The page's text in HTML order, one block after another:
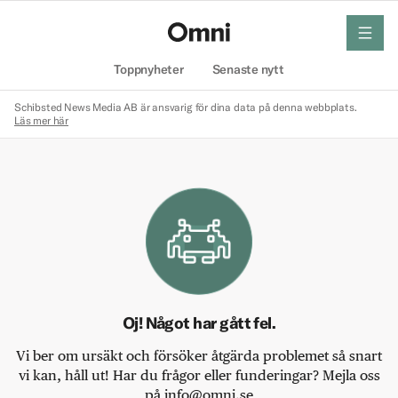
Toppnyheter Senaste nytt
meny
Schibsted News Media AB är ansvarig för dina data på denna webbplats.
Läs mer här
Oj! Något har gått fel.
Vi ber om ursäkt och försöker åtgärda problemet så snart
vi kan, håll ut! Har du frågor eller funderingar? Mejla oss